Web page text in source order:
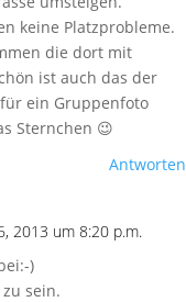
keine Platzprobleme.
die dort mit
ist auch das der
ein Gruppenfoto
Sternchen 😉
Antworten
2013 um 8:20 p.m.
)
sein.